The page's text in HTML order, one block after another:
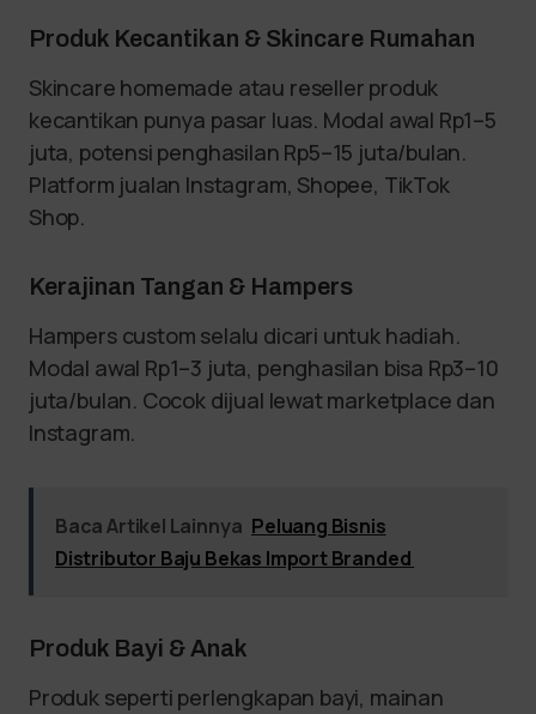
Produk Kecantikan & Skincare Rumahan
Skincare homemade atau reseller produk
kecantikan punya pasar luas. Modal awal Rp1–5
juta, potensi penghasilan Rp5–15 juta/bulan.
Platform jualan Instagram, Shopee, TikTok
Shop.
Kerajinan Tangan & Hampers
Hampers custom selalu dicari untuk hadiah.
Modal awal Rp1–3 juta, penghasilan bisa Rp3–10
juta/bulan. Cocok dijual lewat marketplace dan
Instagram.
Baca Artikel Lainnya Peluang Bisnis
Distributor Baju Bekas Import Branded
Produk Bayi & Anak
Produk seperti perlengkapan bayi, mainan